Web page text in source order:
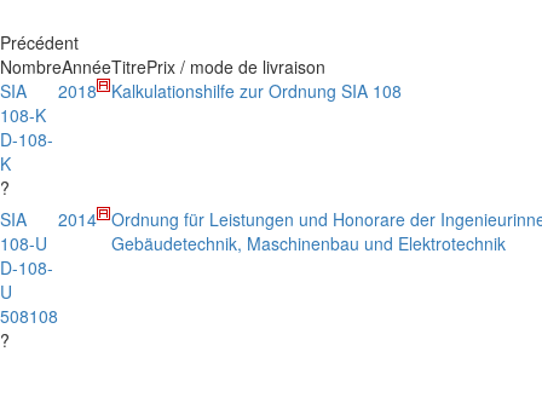
Précédent
NombreAnnéeTitrePrix / mode de livraison
SIA
108-K
D-108-
K
?
2018 Kalkulationshilfe zur Ordnung SIA 108
SIA
108-U
D-108-
U
508108
?
2014 Ordnung für Leistungen und Honorare der
Gebäudetechnik, Maschinenbau und Elektrotechnik